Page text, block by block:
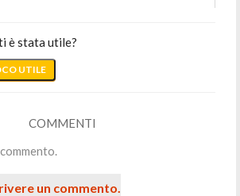
è stata utile?
UTILE
COMMENTI
un commento.